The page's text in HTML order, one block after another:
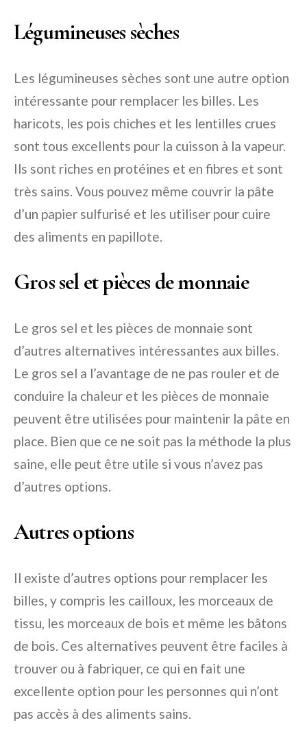
Légumineuses sèches
Les légumineuses sèches sont une autre option
intéressante pour remplacer les billes. Les
haricots, les pois chiches et les lentilles crues
sont tous excellents pour la cuisson à la vapeur.
Ils sont riches en protéines et en fibres et sont
très sains. Vous pouvez même couvrir la pâte
d’un papier sulfurisé et les utiliser pour cuire
des aliments en papillote.
Gros sel et pièces de monnaie
Le gros sel et les pièces de monnaie sont
d’autres alternatives intéressantes aux billes.
Le gros sel a l’avantage de ne pas rouler et de
conduire la chaleur et les pièces de monnaie
peuvent être utilisées pour maintenir la pâte en
place. Bien que ce ne soit pas la méthode la plus
saine, elle peut être utile si vous n’avez pas
d’autres options.
Autres options
Il existe d’autres options pour remplacer les
billes, y compris les cailloux, les morceaux de
tissu, les morceaux de bois et même les bâtons
de bois. Ces alternatives peuvent être faciles à
trouver ou à fabriquer, ce qui en fait une
excellente option pour les personnes qui n’ont
pas accès à des aliments sains.